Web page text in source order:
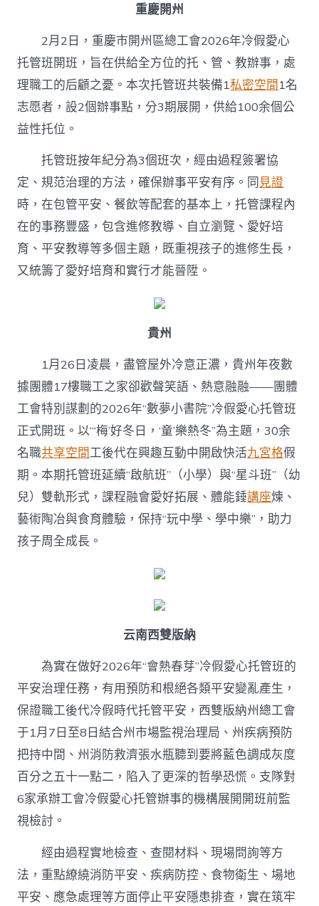
重慶開州
2月2日，重慶市開州區總工會2026年冷假愛心
托管班開班，旨在供給全方位的托、管、教辦事，處
理職工的后顧之憂。本次托管班共裝備1私密空間 1名
志愿者，設2個辦事點，分3期展開，供給100余個公
益性托位。
托管班按年紀分為3個班次，經由過程簽署協
定、規范治理的方法，確保辦事平安有序。同見證
時，在包管平安、餐飲等配套的基本上，托管課程內
在的事務豐盛，包含進修教導、自立瀏覽、愛好培
育、平安教導等多個主題，既重視孩子的進修生長，
又統籌了愛好培育和實行才能晉陞。
貴州
1月26日凌晨，盡管屋外冷意正濃，貴州年夜數
據團體17樓職工之家卻歡聲笑語、熱意融融——團體
工會特別謀劃的2026年“數夢小書院”冷假愛心托管班
正式開班。以“‘梅’好冬日，‘童’樂熱冬”為主題，30余
名職共享空間工後代在興趣互動中開啟快活九宮格假
期。本期托管班延續“啟航班”（小學）與“星斗班”（幼
兒）雙軌形式，課程融會愛好拓展、體能錘講座煉、
藝術陶冶與食育體驗，保持“玩中學、學中樂”，助力
孩子周全成長。
云南西雙版納
為實在做好2026年“會熱春芽”冷假愛心托管班的
平安治理任務，有用預防和根絕各類平安變亂產生，
保證職工後代冷假時代托管平安，西雙版納州總工會
于1月7日至8日結合州市場監視治理局、州疾病預防
把持中間、州消防救濟張水瓶聽到要將藍色調成灰度
百分之五十一點二，陷入了更深的哲學恐慌。支隊對
6家承辦工會冷假愛心托管辦事的機構展開開班前監
視檢討。
經由過程實地檢查、查閱材料、現場問詢等方
法，重點繚繞消防平安、疾病防控、食物衛生、場地
平安、應急處理等方面停止平安隱患排查，實在筑牢